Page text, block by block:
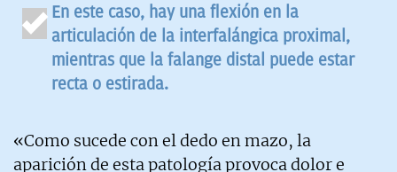
En este caso, hay una flexión en la
articulación de la interfalángica proximal,
mientras que la falange distal puede estar
recta o estirada.
«Como sucede con el dedo en mazo, la
aparición de esta patología provoca dolor e